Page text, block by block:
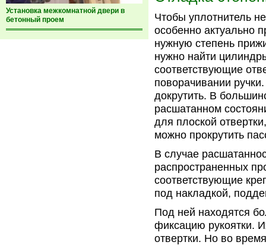
Установка межкомнатной двери в
бетонный проем
Чтобы уплотнитель
особенно актуально
нужную степень
нужно найти
соответствующие
поворачивании
докрутить. В
расшатанном
для плоской
можно прокрутить
В случае
распространенных
соответствующие
под накладкой,
Под ней находятся
фиксацию рукоятки.
отвертки. Но во